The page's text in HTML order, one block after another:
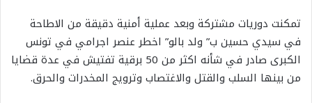
تمكنت دوريات مشتركة وبعد عملية أمنية دقيقة من الاطاحة
في سيدي حسين ب” ولد بالو” اخطر عنصر اجرامي في تونس
الكبرى صادر في شأنه اكثر من 50 برقية تفتيش في عدة قضايا
من بينها السلب والقتل والاغتصاب وترويج المخدرات والحرق.